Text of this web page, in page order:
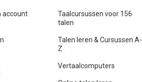
account
Taalcursussen voor 156
talen
Talen leren & Cursussen A-
Z
Vertaalcomputers